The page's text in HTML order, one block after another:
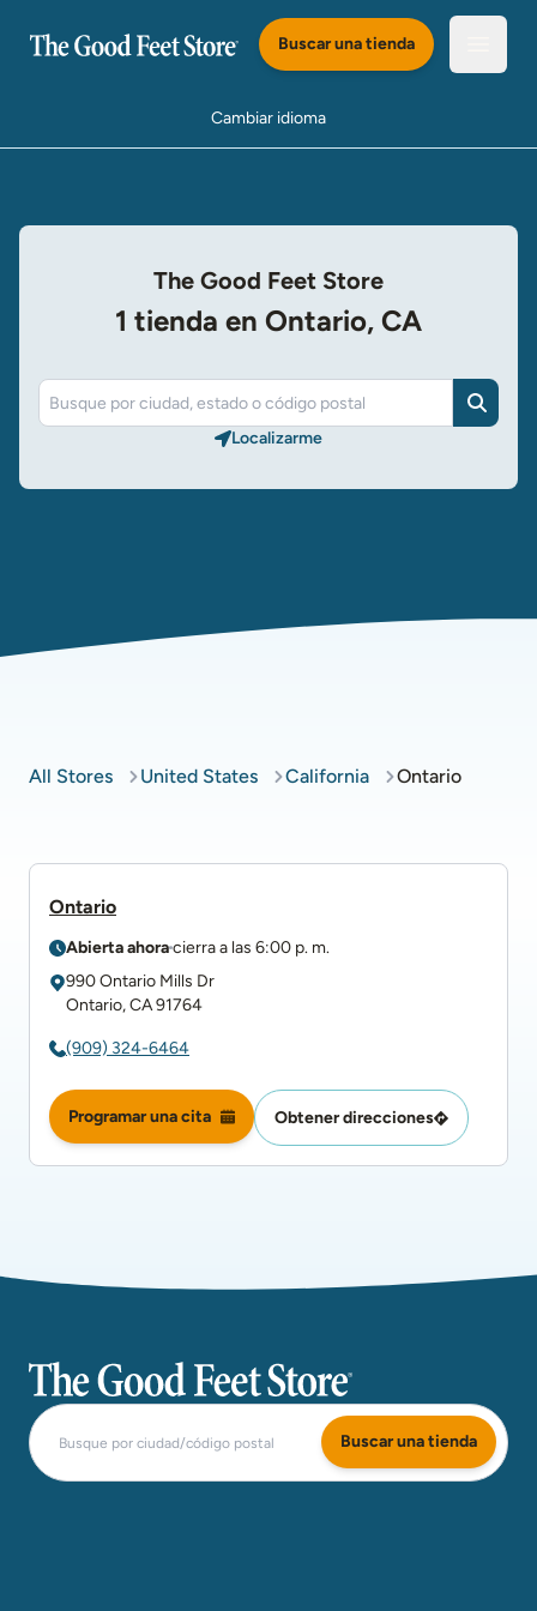
Buscar una tienda
Cambiar idioma
The Good Feet Store
1 tienda en Ontario, CA
Buscar
Localizarme​​​​​​​
All Stores United States California Ontario
Ontario
Abierta ahoracierra a las 6:00 p. m.
990 Ontario Mills Dr
Ontario,CA91764
(909) 324-6464
Programar una cita Obtener direcciones
The Good Feet Store
Buscar una tienda